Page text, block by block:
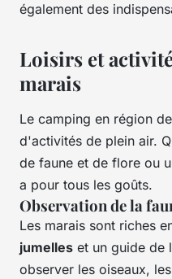
également des
Loisirs et
marais
Le camping en région
d'activités de plein air.
de faune et de flore ou
a pour tous les goûts.
Observation de la
Les marais sont riches
jumelles et un guide de
observer les oiseaux,